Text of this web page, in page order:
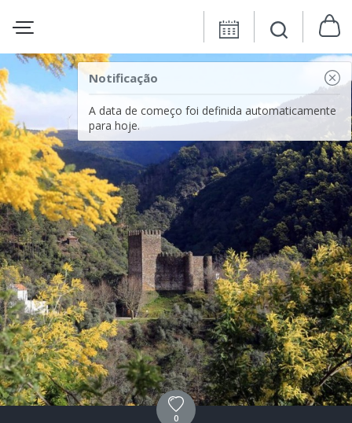
Notificação
A data de começo foi definida automaticamente
para hoje.
0